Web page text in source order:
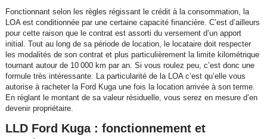
Fonctionnant selon les règles régissant le crédit à la consommation, la
LOA est conditionnée par une certaine capacité financière. C’est d’ailleurs
pour cette raison que le contrat est assorti du versement d’un apport
initial. Tout au long de sa période de location, le locataire doit respecter
les modalités de son contrat et plus particulièrement la limite kilométrique
tournant autour de 10 000 km par an. Si vous roulez peu, c’est donc une
formule très intéressante. La particularité de la LOA c’est qu’elle vous
autorise à racheter la Ford Kuga une fois la location arrivée à son terme.
En réglant le montant de sa valeur résiduelle, vous serez en mesure d’en
devenir propriétaire.
LLD Ford Kuga : fonctionnement et